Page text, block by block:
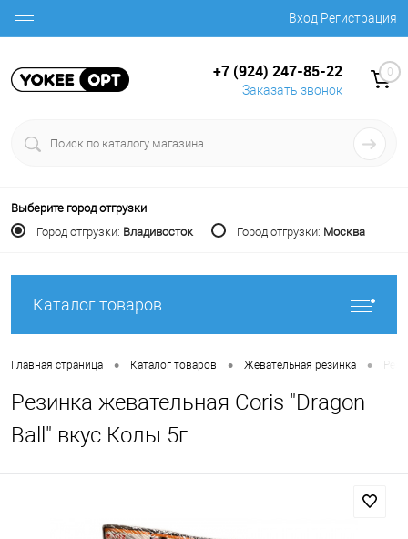
Вход Регистрация
+7 (924) 247-85-22
Заказать звонок
0
Выберите город отгрузки
Город отгрузки: Владивосток Город отгрузки: Москва
Каталог товаров
Главная страница • Каталог товаров • Жевательная резинка •
Резинка жевательная Coris "Dragon
Ball" вкус Колы 5г